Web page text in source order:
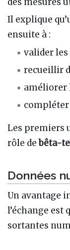
Il explique
ensuite à :
valider
recueillir
améliorer
compléter
Les premiers
rôle debêta-
Données
Un avantage
l’échange est
sortantes